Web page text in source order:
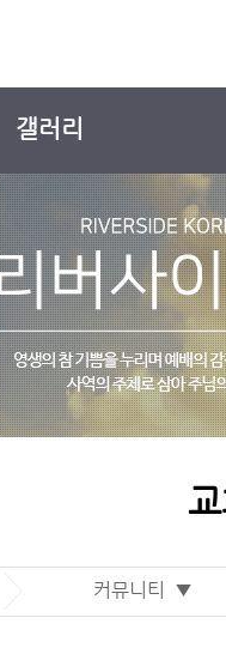
갤러리
교회앨범
새가족소개
팔복 일기 표
커뮤니티 ▼